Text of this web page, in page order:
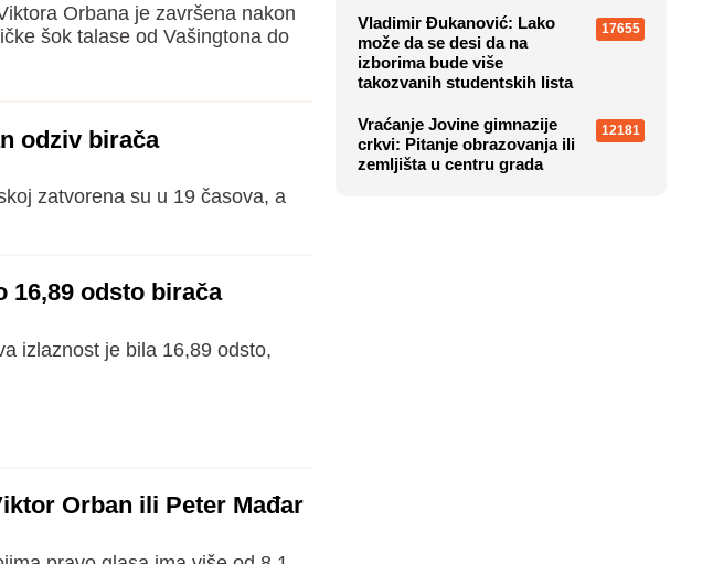
Orbana je završena nakon
šok talase od Vašingtona do
odziv birača
zatvorena su u 19 časova, a
16,89 odsto birača
izlaznost je bila 16,89 odsto,
Orban ili Peter Mađar
Vladimir Đukanović: Lako
može da se desi da na
izborima bude više
takozvanih studentskih lista
17655
Vraćanje Jovine gimnazije
crkvi: Pitanje obrazovanja ili
zemljišta u centru grada
12181